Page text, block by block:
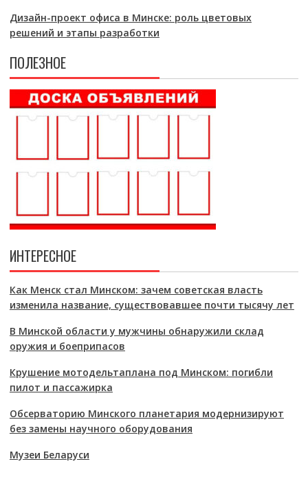
Дизайн-проект офиса в Минске: роль цветовых
решений и этапы разработки
ПОЛЕЗНОЕ
ИНТЕРЕСНОЕ
Как Менск стал Минском: зачем советская власть
изменила название, существовавшее почти тысячу лет
В Минской области у мужчины обнаружили склад
оружия и боеприпасов
Крушение мотодельтаплана под Минском: погибли
пилот и пассажирка
Обсерваторию Минского планетария модернизируют
без замены научного оборудования
Музеи Беларуси